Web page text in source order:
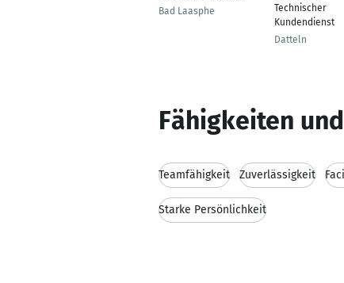
Bad Laasphe
Technischer
Kundendienst
Datteln
Fähigkeiten
Teamfähigkeit Zuverlässigkeit
Starke Persönlichkeit